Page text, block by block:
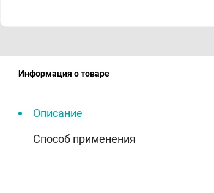
Информация о товаре
Описание
Способ применения